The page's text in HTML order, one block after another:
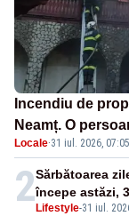
Incendiu de
Neamț. O
VIDEO
Locale·31 iul. 2026, 07:05
2 Lifestyle-31 iul.
Sărbătoarea
începe astăzi,